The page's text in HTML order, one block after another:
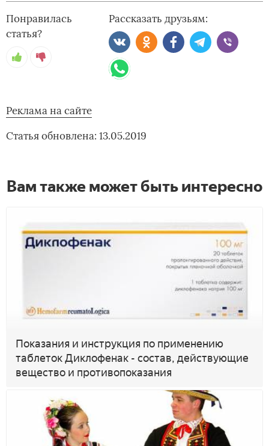
Понравилась
статья?
Рассказать друзьям:
Реклама на сайте
Статья обновлена: 13.05.2019
Вам также может быть интересно
Показания и инструкция по применению
таблеток Диклофенак - состав, действующие
вещество и противопоказания